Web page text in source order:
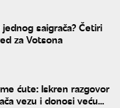
saigrača? Četiri
za Votsona
ćute: Iskren razgovor
vezu i donosi veću